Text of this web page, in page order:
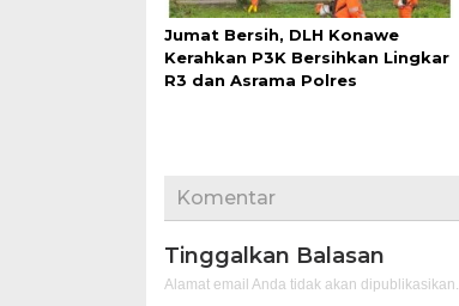
Jumat Bersih, DLH Konawe
Kerahkan P3K Bersihkan Lingkar
R3 dan Asrama Polres
Komentar
Tinggalkan Balasan
Alamat email Anda tidak akan dipublikasikan.